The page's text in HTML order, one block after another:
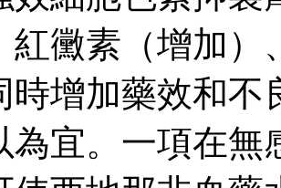
紅黴素（增加
時增加藥效和不
為宜。一項在無